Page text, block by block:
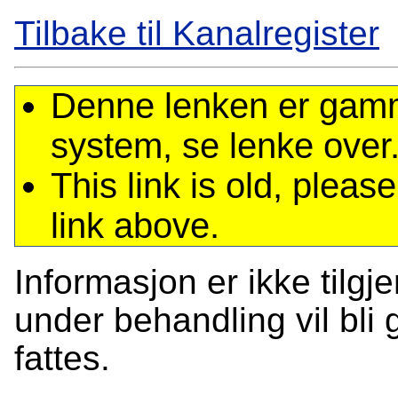
Tilbake til Kanalregister
Denne lenken er
system, se lenke
This link is old,
link above.
Informasjon er ikke
under behandling vil bli
fattes.